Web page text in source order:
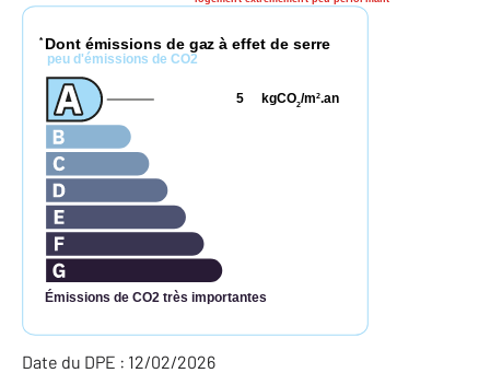
* Dont émissions de gaz à effet de serre
peu d'émissions de CO2
Émissions de CO2 très importantes
kgCO2/m2.an
5
Date du DPE : 12/02/2026